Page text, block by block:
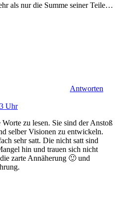
als nur die Summe seiner Teile…
Antworten
Uhr
zu lesen. Sie sind der Anstoß
selber Visionen zu entwickeln.
sehr satt. Die nicht satt sind
hin und trauen sich nicht
zarte Annäherung 🙂 und